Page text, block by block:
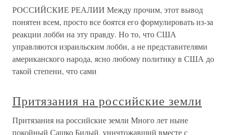
РОССИЙСКИЕ РЕАЛИИ Между прочим, этот вывод
понятен всем, просто все боятся его формулировать из-за
реакции лобби на эту правду. Но то, что США
управляются израильским лоб­би, а не представителями
американского народа, ясно лю­бому политику в США до
такой степени, что сами
Притязания на российские земли
Притязания на российские земли Много лет ныне
покойный Сашко Билый, уничтожавший вместе с